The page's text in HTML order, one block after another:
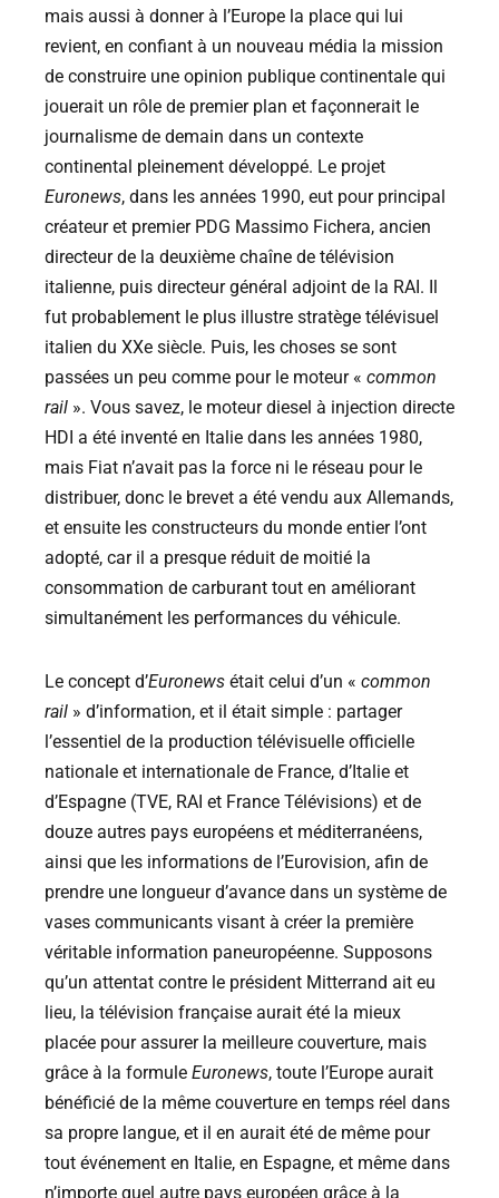
mais aussi à donner à l’Europe la place qui lui
revient, en confiant à un nouveau média la mission
de construire une opinion publique continentale qui
jouerait un rôle de premier plan et façonnerait le
journalisme de demain dans un contexte
continental pleinement développé. Le projet
Euronews, dans les années 1990, eut pour principal
créateur et premier PDG Massimo Fichera, ancien
directeur de la deuxième chaîne de télévision
italienne, puis directeur général adjoint de la RAI. Il
fut probablement le plus illustre stratège télévisuel
italien du XXe siècle. Puis, les choses se sont
passées un peu comme pour le moteur « common
rail ». Vous savez, le moteur diesel à injection directe
HDI a été inventé en Italie dans les années 1980,
mais Fiat n’avait pas la force ni le réseau pour le
distribuer, donc le brevet a été vendu aux Allemands,
et ensuite les constructeurs du monde entier l’ont
adopté, car il a presque réduit de moitié la
consommation de carburant tout en améliorant
simultanément les performances du véhicule.
Le concept d’Euronews était celui d’un « common
rail » d’information, et il était simple : partager
l’essentiel de la production télévisuelle officielle
nationale et internationale de France, d’Italie et
d’Espagne (TVE, RAI et France Télévisions) et de
douze autres pays européens et méditerranéens,
ainsi que les informations de l’Eurovision, afin de
prendre une longueur d’avance dans un système de
vases communicants visant à créer la première
véritable information paneuropéenne. Supposons
qu’un attentat contre le président Mitterrand ait eu
lieu, la télévision française aurait été la mieux
placée pour assurer la meilleure couverture, mais
grâce à la formule Euronews, toute l’Europe aurait
bénéficié de la même couverture en temps réel dans
sa propre langue, et il en aurait été de même pour
tout événement en Italie, en Espagne, et même dans
n’importe quel autre pays européen grâce à la